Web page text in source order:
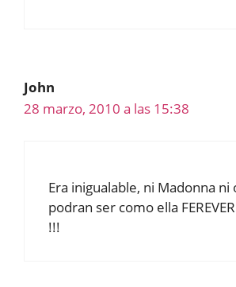
John
28 marzo, 2010 a las 15:38
Era inigualable, ni Madonna ni
podran ser como ella
!!!